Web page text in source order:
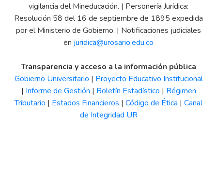
vigilancia del Mineducación. | Personería Jurídica:
Resolución 58 del 16 de septiembre de 1895 expedida
por el Ministerio de Gobierno. | Notificaciones judiciales
en juridica@urosario.edu.co
Transparencia y acceso a la información pública
Gobierno Universitario | Proyecto Educativo Institucional
| Informe de Gestión | Boletín Estadístico | Régimen
Tributario | Estados Financieros | Código de Ética | Canal
de Integridad UR